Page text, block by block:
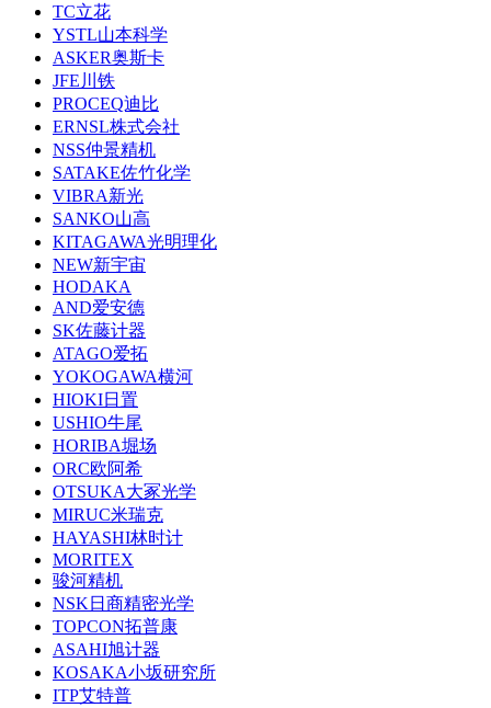
TC立花
YSTL山本科学
ASKER奥斯卡
JFE川铁
PROCEQ迪比
ERNSL株式会社
NSS仲景精机
SATAKE佐竹化学
VIBRA新光
SANKO山高
KITAGAWA光明理化
NEW新宇宙
HODAKA
AND爱安德
SK佐藤计器
ATAGO爱拓
YOKOGAWA横河
HIOKI日置
USHIO牛尾
HORIBA堀场
ORC欧阿希
OTSUKA大冢光学
MIRUC米瑞克
HAYASHI林时计
MORITEX
骏河精机
NSK日商精密光学
TOPCON拓普康
ASAHI旭计器
KOSAKA小坂研究所
ITP艾特普